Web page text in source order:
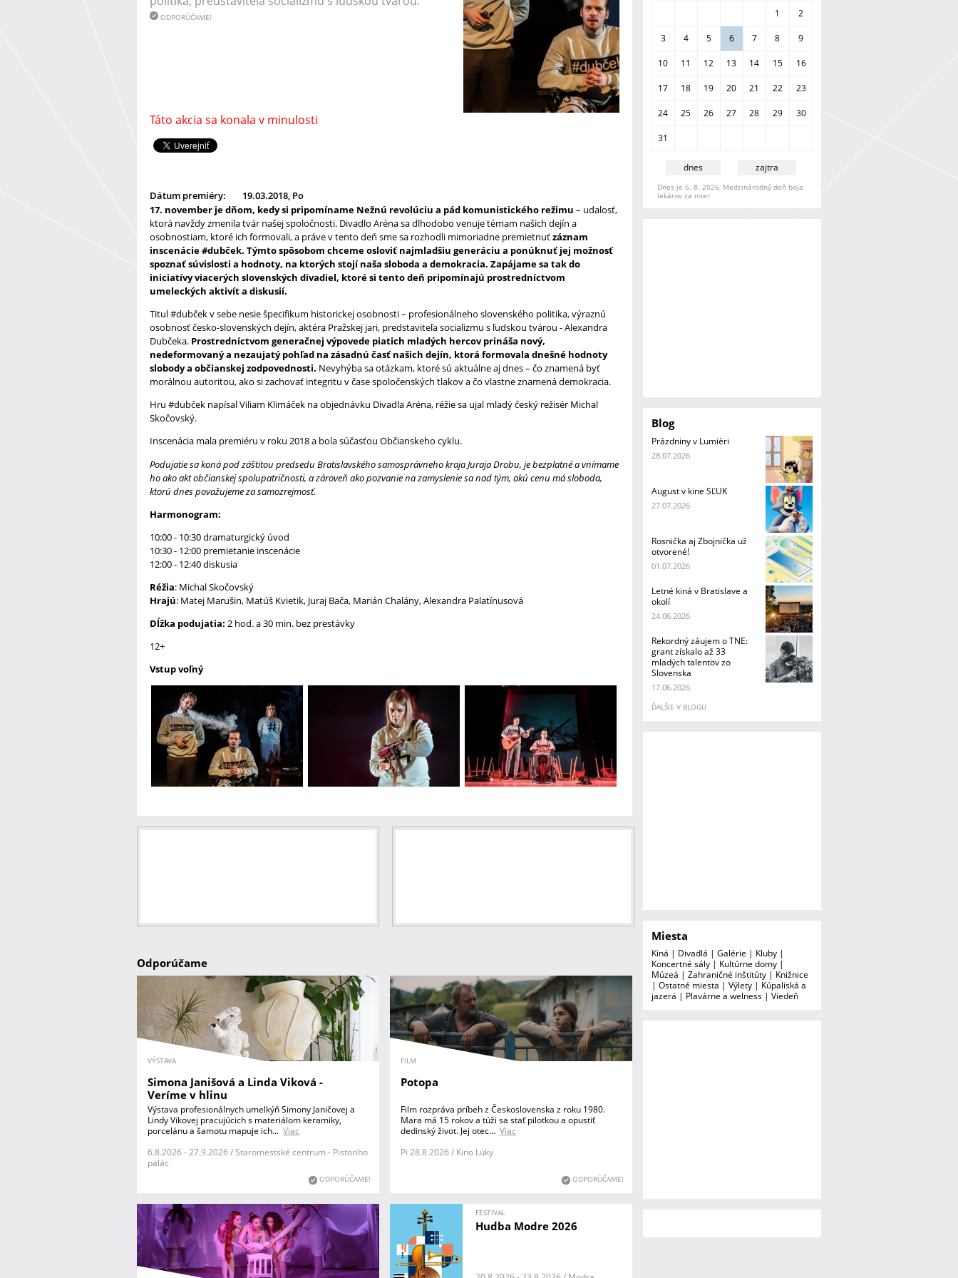
ODPORÚČAME!
Táto akcia sa konala v minulosti
Dátum premiéry:
19.03.2018, Po
17. november je dňom, kedy si pripomíname Nežnú revolúciu a pád komunistického režimu – udalosť,
ktorá navždy zmenila tvár našej spoločnosti. Divadlo Aréna sa dlhodobo venuje témam našich dejín a
osobnostiam, ktoré ich formovali, a práve v tento deň sme sa rozhodli mimoriadne premietnuťzáznam
inscenácie #dubček. Týmto spôsobom chceme osloviť najmladšiu generáciu a ponúknuť jej možnosť
spoznať súvislosti a hodnoty, na ktorých stojí naša sloboda a demokracia. Zapájame sa tak do
iniciatívy viacerých slovenských divadiel, ktoré si tento deň pripomínajú prostredníctvom
umeleckých aktivít a diskusií.
Titul #dubček v sebe nesie špecifikum historickej osobnosti – profesionálneho slovenského politika, výraznú
osobnosť česko-slovenských dejín, aktéra Pražskej jari, predstaviteľa socializmu s ľudskou tvárou - Alexandra
Dubčeka. Prostredníctvom generačnej výpovede piatich mladých hercov prináša nový,
nedeformovaný a nezaujatý pohľad na zásadnú časť našich dejín, ktorá formovala dnešné hodnoty
slobody a občianskej zodpovednosti. Nevyhýba sa otázkam, ktoré sú aktuálne aj dnes – čo znamená byť
morálnou autoritou, ako si zachovať integritu v čase spoločenských tlakov a čo vlastne znamená demokracia.
Hru #dubček napísal Viliam Klimáček na objednávku Divadla Aréna, réžie sa ujal mladý český režisér Michal
Skočovský.
Inscenácia mala premiéru v roku 2018 a bola súčasťou Občianskeho cyklu.
Podujatie sa koná pod záštitou predsedu Bratislavského samosprávneho kraja Juraja Drobu, je bezplatné a vnímame
ho ako akt občianskej spolupatričnosti, a zároveň ako pozvanie na zamyslenie sa nad tým, akú cenu má sloboda,
ktorú dnes považujeme za samozrejmosť.
Harmonogram:
10:00 - 10:30 dramaturgický úvod
10:30 - 12:00 premietanie inscenácie
12:00 - 12:40 diskusia
Réžia: Michal Skočovský
Hrajú: Matej Marušin, Matúš Kvietik, Juraj Bača, Marián Chalány, Alexandra Palatínusová
Dĺžka podujatia: 2 hod. a 30 min. bez prestávky
12+
Vstup voľný
Odporúčame
VÝSTAVA
Simona Janišová a Linda Viková -
Veríme v hlinu
Výstava profesionálnych umelkýň Simony Janičovej a
Lindy Vikovej pracujúcich s materiálom keramiky,
porcelánu a šamotu mapuje ich... Viac
6.8.2026 - 27.9.2026 / Staromestské centrum - Pistoriho
palác
ODPORÚČAME!
FILM
Potopa
Film rozpráva príbeh z Československa z roku 1980.
Mara má 15 rokov a túži sa stať pilotkou a opustiť
dedinský život. Jej otec... Viac
Pi 28.8.2026 / Kino Lúky
ODPORÚČAME!
FESTIVAL
Hudba Modre 2026
1 2
3 4 5 6 7 8 9
10 11 12 13 14 15 16
17 18 19 20 21 22 23
24 25 26 27 28 29 30
31
dnes zajtra
Dnes je 6. 8. 2026, Medzinárodný deň boja
lekárov za mier
Blog
Prázdniny v Lumièri
28.07.2026
August v kine SĽUK
27.07.2026
Rosnička aj Zbojnička už
otvorené!
01.07.2026
Letné kiná v Bratislave a
okolí
24.06.2026
Rekordný záujem o TNE:
grant získalo až 33
mladých talentov zo
Slovenska
17.06.2026
ĎALŠIE V BLOGU
Miesta
Kiná | Divadlá | Galérie | Kluby |
Koncertné sály | Kultúrne domy |
Múzeá | Zahraničné inštitúty | Knižnice
| Ostatné miesta | Výlety | Kúpaliská a
jazerá | Plavárne a welness | Viedeň